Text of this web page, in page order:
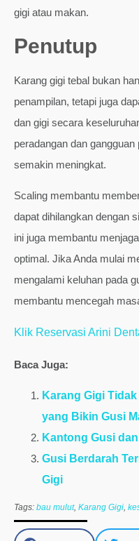
gigi atau makan.
Penutup
Karang gigi tebal bukan
penampilan, tetapi juga
dan gigi secara
peradangan dan
semakin meningkat.
Scaling membantu
dapat dihilangkan dengan
ini juga membantu
optimal. Jika Anda mulai
mengalami keluhan pada
membantu mencegah
Klik Reservasi Arini
Baca Juga:
Karang Gigi
yang Bikin Gusi
Kantong Gusi
Gusi Berdarah
Gigi
Tags: bau mulut, Karang Gigi,